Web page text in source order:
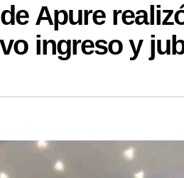
Apure
ingreso y